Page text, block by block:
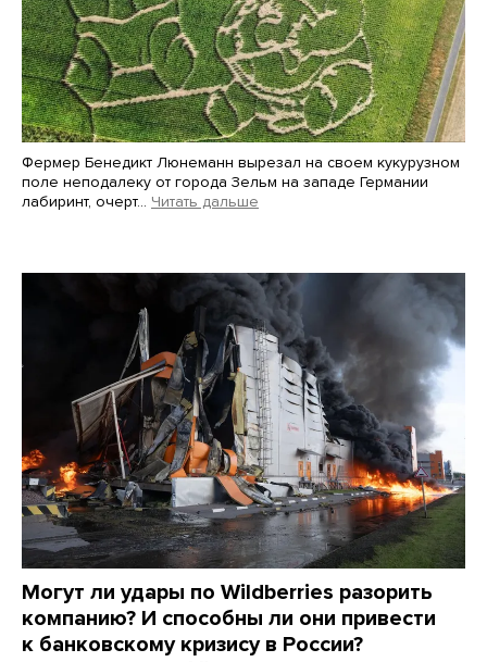
Фермер Бенедикт Люнеманн вырезал на своем кукурузном
поле неподалеку от города Зельм на западе Германии
лабиринт, очерт… Читать дальше
Могут ли удары по Wildberries разорить
компанию? И способны ли они привести
к банковскому кризису в России?